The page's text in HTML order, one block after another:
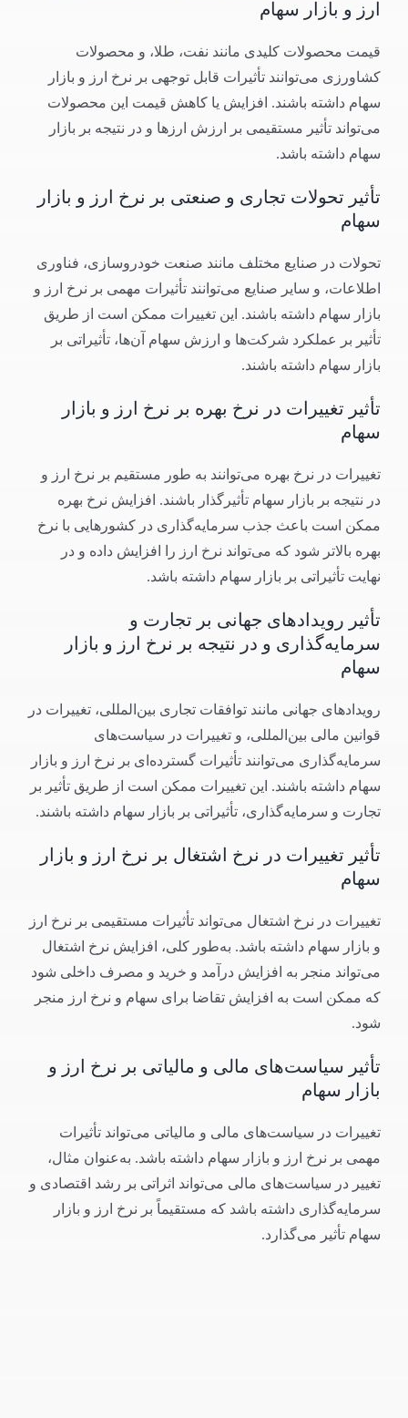
ارز و بازار سهام
قیمت محصولات کلیدی مانند نفت، طلا، و محصولات
کشاورزی می‌توانند تأثیرات قابل توجهی بر نرخ ارز و بازار
سهام داشته باشند. افزایش یا کاهش قیمت این محصولات
می‌تواند تأثیر مستقیمی بر ارزش ارزها و در نتیجه بر بازار
سهام داشته باشد.
تأثیر تحولات تجاری و صنعتی بر نرخ ارز و بازار
سهام
تحولات در صنایع مختلف مانند صنعت خودروسازی، فناوری
اطلاعات، و سایر صنایع می‌توانند تأثیرات مهمی بر نرخ ارز و
بازار سهام داشته باشند. این تغییرات ممکن است از طریق
تأثیر بر عملکرد شرکت‌ها و ارزش سهام آن‌ها، تأثیراتی بر
بازار سهام داشته باشند.
تأثیر تغییرات در نرخ بهره بر نرخ ارز و بازار
سهام
تغییرات در نرخ بهره می‌توانند به طور مستقیم بر نرخ ارز و
در نتیجه بر بازار سهام تأثیرگذار باشند. افزایش نرخ بهره
ممکن است باعث جذب سرمایه‌گذاری در کشورهایی با نرخ
بهره بالاتر شود که می‌تواند نرخ ارز را افزایش داده و در
نهایت تأثیراتی بر بازار سهام داشته باشد.
تأثیر رویدادهای جهانی بر تجارت و
سرمایه‌گذاری و در نتیجه بر نرخ ارز و بازار
سهام
رویدادهای جهانی مانند توافقات تجاری بین‌المللی، تغییرات در
قوانین مالی بین‌المللی، و تغییرات در سیاست‌های
سرمایه‌گذاری می‌توانند تأثیرات گسترده‌ای بر نرخ ارز و بازار
سهام داشته باشند. این تغییرات ممکن است از طریق تأثیر بر
تجارت و سرمایه‌گذاری، تأثیراتی بر بازار سهام داشته باشند.
تأثیر تغییرات در نرخ اشتغال بر نرخ ارز و بازار
سهام
تغییرات در نرخ اشتغال می‌تواند تأثیرات مستقیمی بر نرخ ارز
و بازار سهام داشته باشد. به‌طور کلی، افزایش نرخ اشتغال
می‌تواند منجر به افزایش درآمد و خرید و مصرف داخلی شود
که ممکن است به افزایش تقاضا برای سهام و نرخ ارز منجر
شود.
تأثیر سیاست‌های مالی و مالیاتی بر نرخ ارز و
بازار سهام
تغییرات در سیاست‌های مالی و مالیاتی می‌تواند تأثیرات
مهمی بر نرخ ارز و بازار سهام داشته باشد. به‌عنوان مثال،
تغییر در سیاست‌های مالی می‌تواند اثراتی بر رشد اقتصادی و
سرمایه‌گذاری داشته باشد که مستقیماً بر نرخ ارز و بازار
سهام تأثیر می‌گذارد.